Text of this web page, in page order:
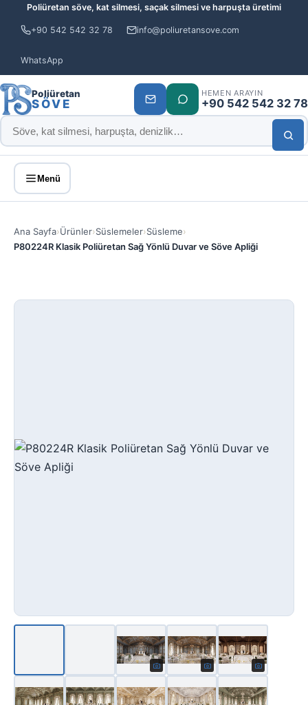
Poliüretan söve, kat silmesi, saçak silmesi ve harpuşta üretimi
+90 542 542 32 78 info@poliuretansove.com
WhatsApp
Poliüretan
SÖVE
HEMEN ARAYIN
+90 542 542 32 78
Menü
Ana Sayfa›Ürünler›Süslemeler›Süsleme›
P80224R Klasik Poliüretan Sağ Yönlü Duvar ve Söve Apliği